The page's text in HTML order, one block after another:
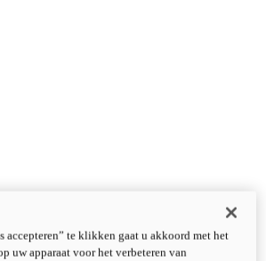
accepteren” te klikken gaat u akkoord met het
uw apparaat voor het verbeteren van